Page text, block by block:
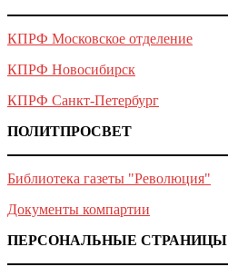
КПРФ Московское отделение
КПРФ Новосибирск
КПРФ Санкт-Петербург
ПОЛИТПРОСВЕТ
Библиотека газеты "Революция"
Документы компартии
ПЕРСОНАЛЬНЫЕ СТРАНИЦЫ